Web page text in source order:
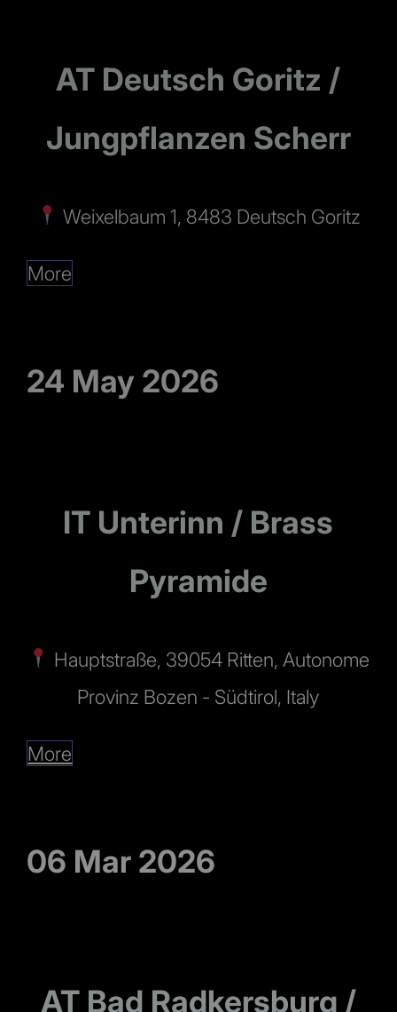
AT Deutsch Goritz /
Jungpflanzen Scherr
Weixelbaum 1, 8483 Deutsch Goritz
More
24 May 2026
IT Unterinn / Brass
Pyramide
Hauptstraße, 39054 Ritten, Autonome
Provinz Bozen - Südtirol, Italy
More
06 Mar 2026
AT Bad Radkersburg /